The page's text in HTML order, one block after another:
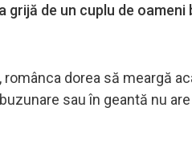
grijă de un cuplu de
dorea să meargă
sau în geantă nu